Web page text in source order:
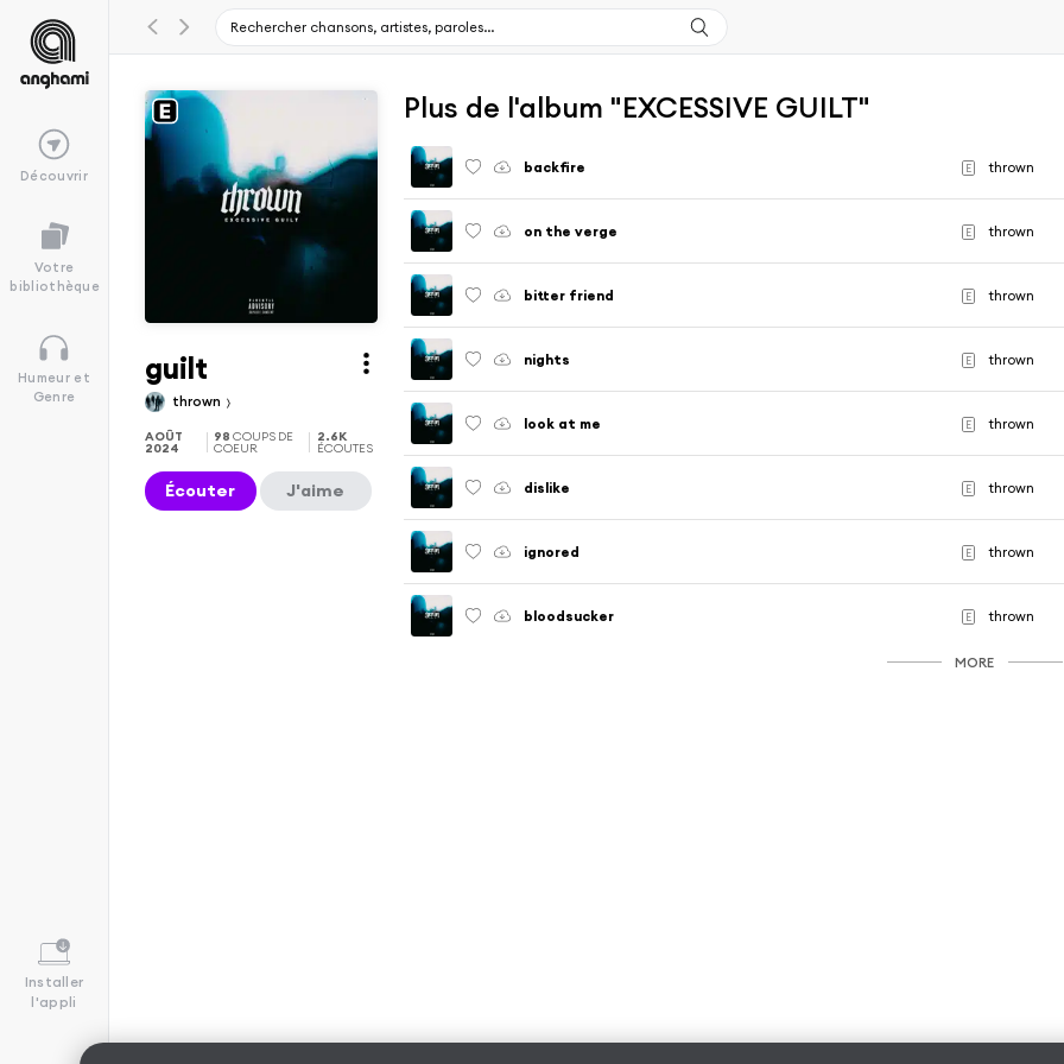
Découvrir
Votre
bibliothèque
Humeur et
Genre
Installer
l'appli
guilt
thrown
AOÛT
2024
98COUPS DE
COEUR
2.6K
ÉCOUTES
Écouter J'aime
Plus de l'album "EXCESSIVE GUILT"
backfire E thrown
on the verge E thrown
bitter friend E thrown
nights E thrown
look at me E thrown
dislike E thrown
ignored E thrown
bloodsucker E thrown
MORE